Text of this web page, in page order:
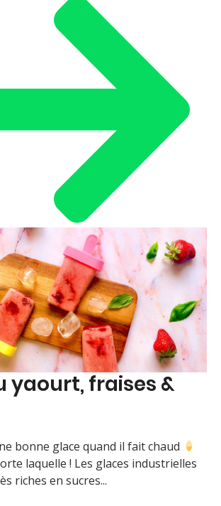
yaourt, fraises &
bonne glace quand il fait chaud
laquelle ! Les glaces industrielles
riches en sucres...